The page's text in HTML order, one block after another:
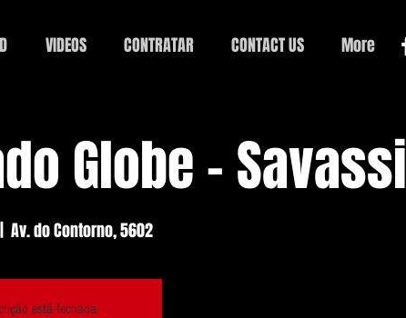
VIDEOS CONTRATAR CONTACT US More
Globe - Savassi
Av. do Contorno, 5602
está fechada